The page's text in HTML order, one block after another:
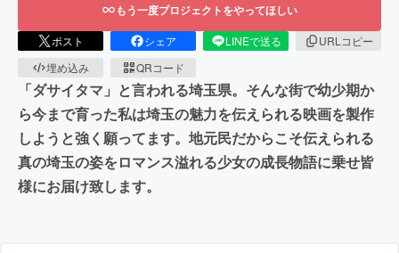
もう一度プロジェクトをやってほしい
ポスト シェア LINEで送る
URLコピー
埋め込み
QRコード
「ダサイタマ」と言われる埼玉県。そんな街で幼少期か
ら今まで育った私は埼玉の魅力を伝えられる映画を製作
しようと強く願ってます。地元民だからこそ伝えられる
真の埼玉の姿をロマンス溢れる少女の成長物語に乗せ皆
様にお届け致します。